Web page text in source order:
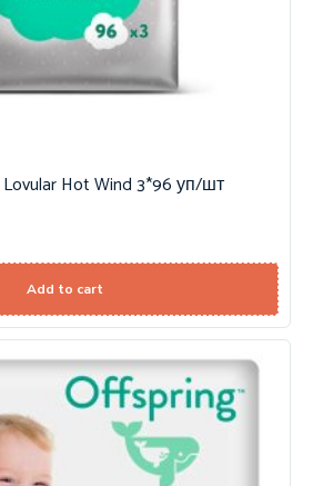
Hot Wind 3*96 уп/шт
Add to cart